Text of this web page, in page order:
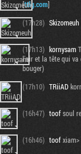
[ttlg.com]
(17h28) Skizomeuh
(17h13) kornysam
l'air et la tête qui va
bouger)
(17h10) TRiiAD
(16h47) toofsoul
(16h46) toof